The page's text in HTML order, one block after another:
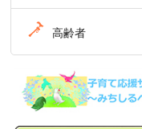
高齢者